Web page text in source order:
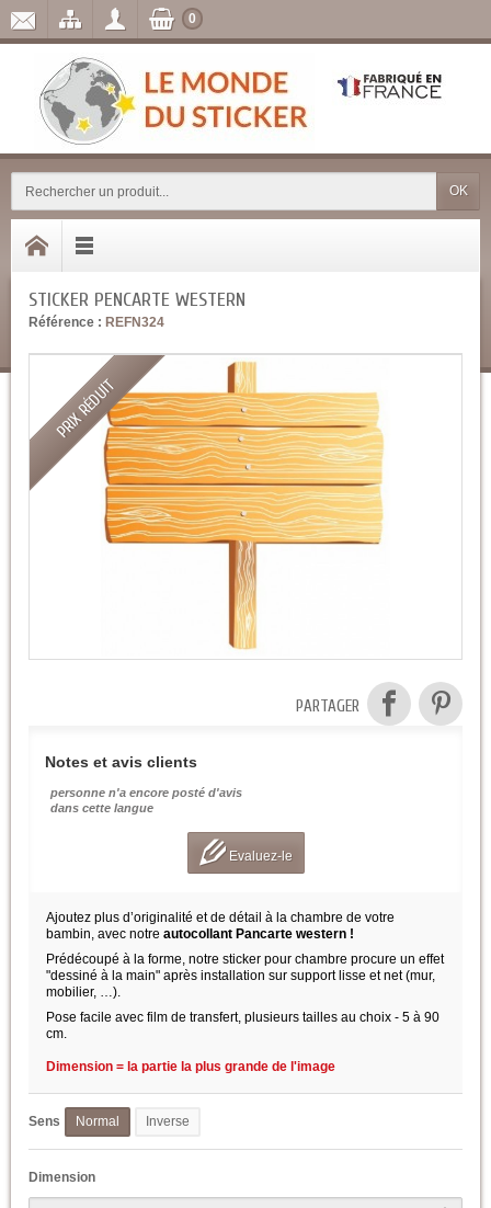
OK
0
STICKER PENCARTE WESTERN
Référence : REFN324
PRIX RÉDUIT
PARTAGER
Notes et avis clients
personne n'a encore posté d'avis
dans cette langue
Evaluez-le
Ajoutez plus d’originalité et de détail à la chambre de votre
bambin, avec notre autocollant Pancarte western !
Prédécoupé à la forme, notre sticker pour chambre procure un effet
"dessiné à la main" après installation sur support lisse et net (mur,
mobilier, …).
Pose facile avec film de transfert, plusieurs tailles au choix - 5 à 90
cm.
Dimension = la partie la plus grande de l'image
Sens Normal Inverse
Dimension